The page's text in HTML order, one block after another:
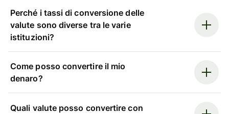
Perché i tassi di conversione delle
valute sono diverse tra le varie
istituzioni?
Come posso convertire il mio
denaro?
Quali valute posso convertire con